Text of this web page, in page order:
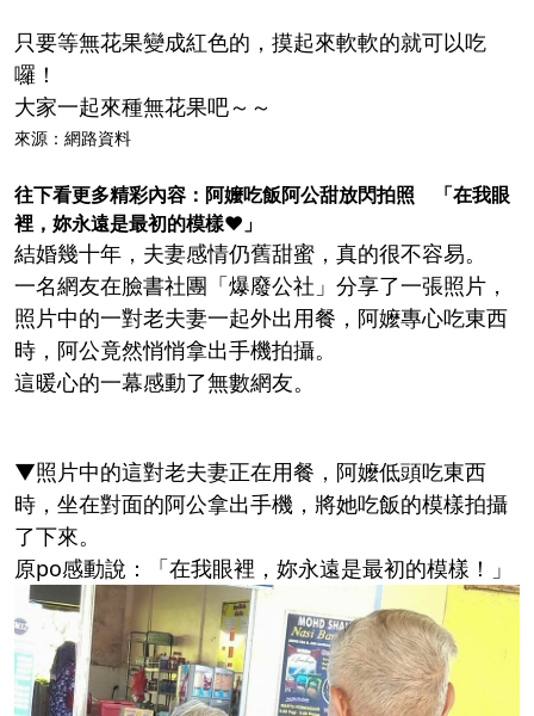
只要等無花果變成紅色的，摸起來軟軟的就可以吃
囉！
大家一起來種無花果吧～～
來源：網路資料
往下看更多精彩內容：阿嬤吃飯阿公甜放閃拍照 「在我眼
裡，妳永遠是最初的模樣❤」
結婚幾十年，夫妻感情仍舊甜蜜，真的很不容易。
一名網友在臉書社團「爆廢公社」分享了一張照片，
照片中的一對老夫妻一起外出用餐，阿嬤專心吃東西
時，阿公竟然悄悄拿出手機拍攝。
這暖心的一幕感動了無數網友。
▼照片中的這對老夫妻正在用餐，阿嬤低頭吃東西
時，坐在對面的阿公拿出手機，將她吃飯的模樣拍攝
了下來。
原po感動說：「在我眼裡，妳永遠是最初的模樣！」